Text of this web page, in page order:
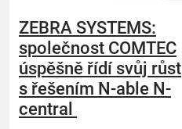
ZEBRA SYSTEMS:
společnost COMTEC
úspěšně řídí svůj růst
s řešením N-able N-
central